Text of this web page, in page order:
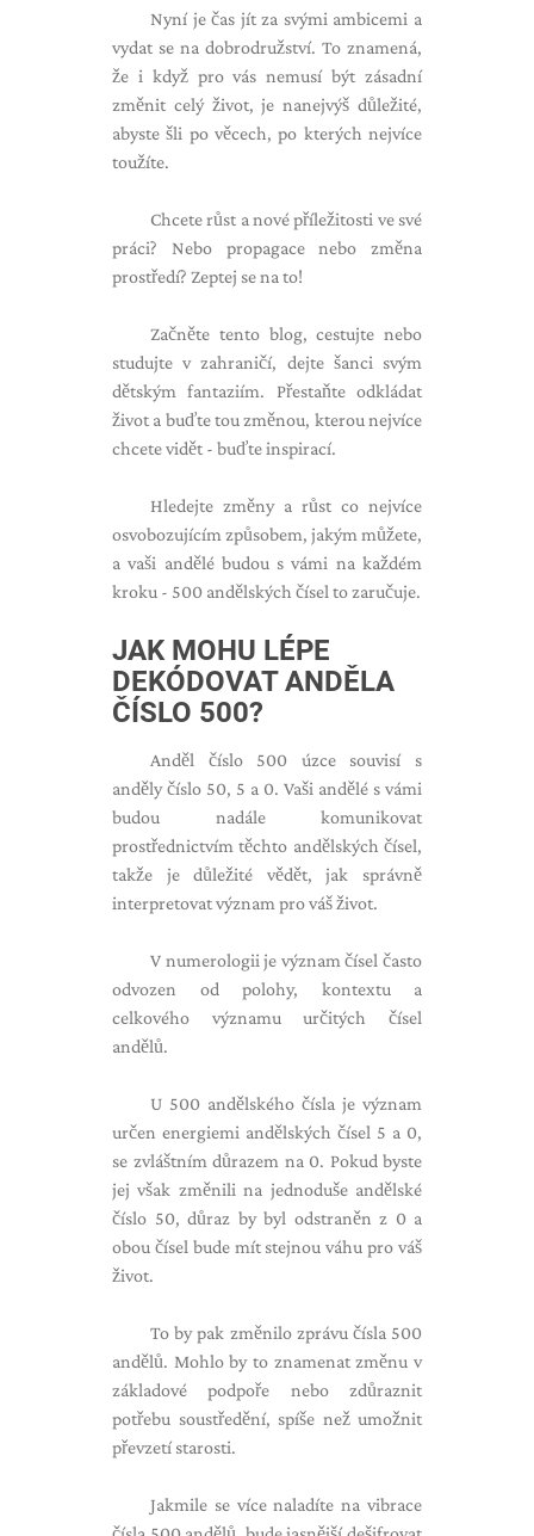
Nyní je čas jít za svými ambicemi a
vydat se na dobrodružství. To znamená,
že i když pro vás nemusí být zásadní
změnit celý život, je nanejvýš důležité,
abyste šli po věcech, po kterých nejvíce
toužíte.
Chcete růst a nové příležitosti ve své
práci? Nebo propagace nebo změna
prostředí? Zeptej se na to!
Začněte tento blog, cestujte nebo
studujte v zahraničí, dejte šanci svým
dětským fantaziím. Přestaňte odkládat
život a buďte tou změnou, kterou nejvíce
chcete vidět - buďte inspirací.
Hledejte změny a růst co nejvíce
osvobozujícím způsobem, jakým můžete,
a vaši andělé budou s vámi na každém
kroku - 500 andělských čísel to zaručuje.
JAK MOHU LÉPE
DEKÓDOVAT ANDĚLA
ČÍSLO 500?
Anděl číslo 500 úzce souvisí s
anděly číslo 50, 5 a 0. Vaši andělé s vámi
budou nadále komunikovat
prostřednictvím těchto andělských čísel,
takže je důležité vědět, jak správně
interpretovat význam pro váš život.
V numerologii je význam čísel často
odvozen od polohy, kontextu a
celkového významu určitých čísel
andělů.
U 500 andělského čísla je význam
určen energiemi andělských čísel 5 a 0,
se zvláštním důrazem na 0. Pokud byste
jej však změnili na jednoduše andělské
číslo 50, důraz by byl odstraněn z 0 a
obou čísel bude mít stejnou váhu pro váš
život.
To by pak změnilo zprávu čísla 500
andělů. Mohlo by to znamenat změnu v
základové podpoře nebo zdůraznit
potřebu soustředění, spíše než umožnit
převzetí starosti.
Jakmile se více naladíte na vibrace